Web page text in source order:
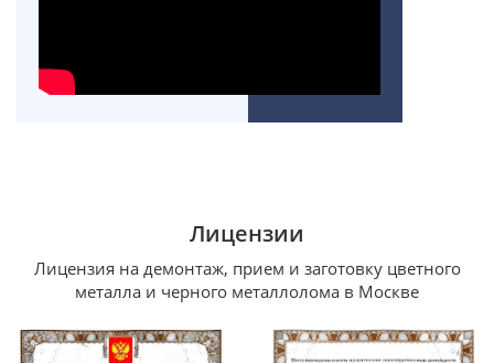
Лицензии
Лицензия на демонтаж, прием и заготовку цветного
металла и черного металлолома в Москве